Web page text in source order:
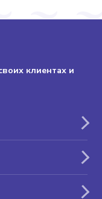
клиентах и